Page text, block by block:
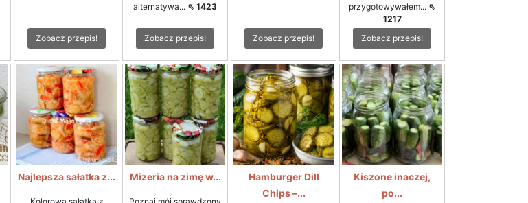
Zobacz przepis!
alternatywa... ⇖ 1423
Zobacz przepis! Zobacz przepis!
przygotowywałem... ⇖
1217
Zobacz przepis!
Najlepsza sałatka z... Mizeria na zimę w...
Hamburger Dill
Chips –...
Kiszone inaczej,
po...